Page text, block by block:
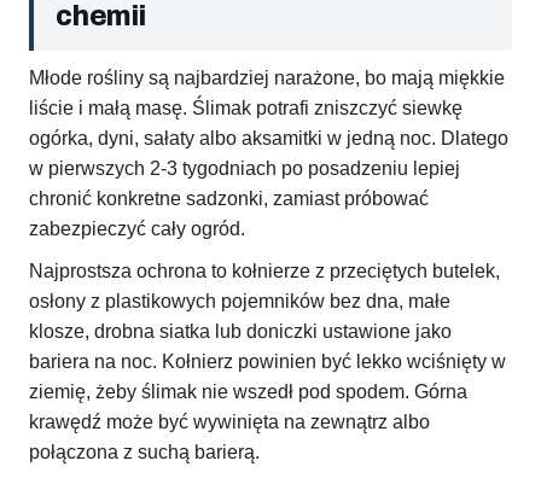
chemii
Młode rośliny są najbardziej narażone, bo mają miękkie
liście i małą masę. Ślimak potrafi zniszczyć siewkę
ogórka, dyni, sałaty albo aksamitki w jedną noc. Dlatego
w pierwszych 2-3 tygodniach po posadzeniu lepiej
chronić konkretne sadzonki, zamiast próbować
zabezpieczyć cały ogród.
Najprostsza ochrona to kołnierze z przeciętych butelek,
osłony z plastikowych pojemników bez dna, małe
klosze, drobna siatka lub doniczki ustawione jako
bariera na noc. Kołnierz powinien być lekko wciśnięty w
ziemię, żeby ślimak nie wszedł pod spodem. Górna
krawędź może być wywinięta na zewnątrz albo
połączona z suchą barierą.